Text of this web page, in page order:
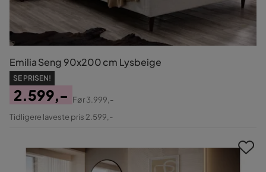
Emilia Seng 90x200 cm Lysbeige
SE PRISEN!
Pris
2.599,-
Original
Før3.999,-
Tidligere laveste pris 2.599,-